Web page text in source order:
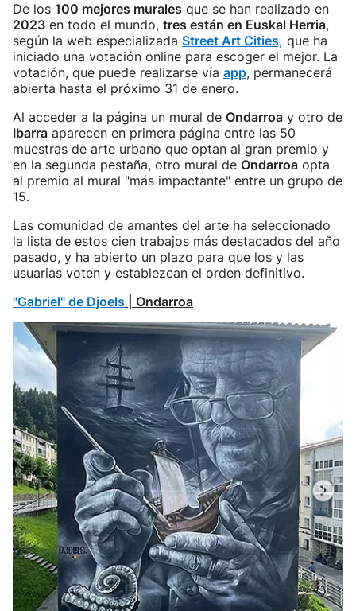
De los 100 mejores murales que se han realizado en
2023 en todo el mundo, tres están en Euskal Herria,
según la web especializada Street Art Cities, que ha
iniciado una votación online para escoger el mejor. La
votación, que puede realizarse vía app, permanecerá
abierta hasta el próximo 31 de enero.
Al acceder a la página un mural de Ondarroa y otro de
Ibarra aparecen en primera página entre las 50
muestras de arte urbano que optan al gran premio y
en la segunda pestaña, otro mural de Ondarroa opta
al premio al mural "más impactante" entre un grupo de
15.
Las comunidad de amantes del arte ha seleccionado
la lista de estos cien trabajos más destacados del año
pasado, y ha abierto un plazo para que los y las
usuarias voten y establezcan el orden definitivo.
"Gabriel" de Djoels | Ondarroa